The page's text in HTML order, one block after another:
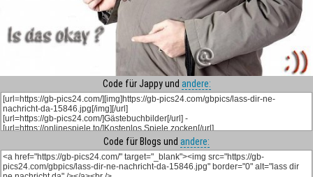
Code für Jappy und andere:
Code für Blogs und andere: